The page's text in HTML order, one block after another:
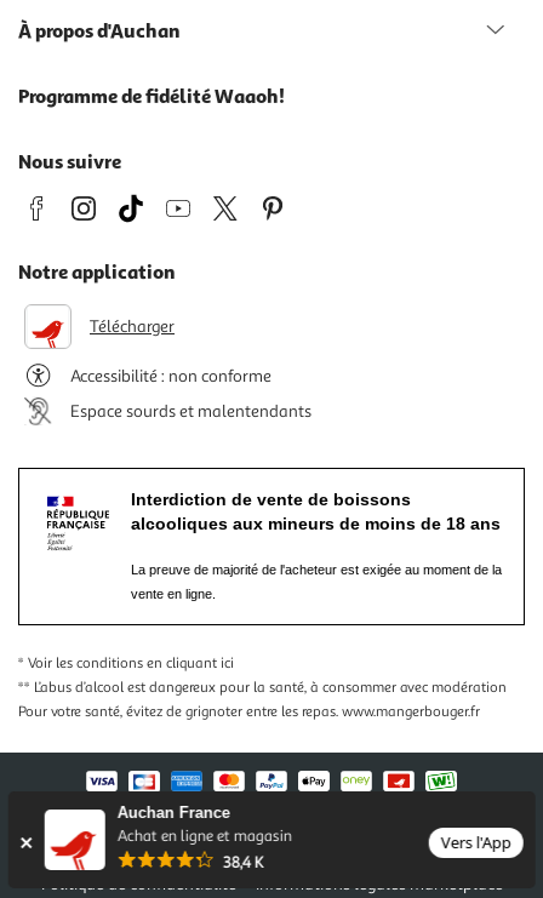
Auchan France
Achat en ligne et magasin
38,4 K
Vers l'App
À propos d'Auchan
Programme de fidélité Waaoh!
Nous suivre
Notre application
Télécharger
Accessibilité : non conforme
Espace sourds et malentendants
Interdiction de vente de boissons
alcooliques aux mineurs de moins de 18 ans
La preuve de majorité de l'acheteur est exigée au moment de la
vente en ligne.
* Voir les conditions en cliquant ici
** L’abus d’alcool est dangereux pour la santé, à consommer avec modération
Pour votre santé, évitez de grignoter entre les repas. www.mangerbouger.fr
Nos conditions générales
Mentions légales
Conditions des offres et promotions
Gérer mes préférences
Politique de confidentialité
Informations légales marketplace